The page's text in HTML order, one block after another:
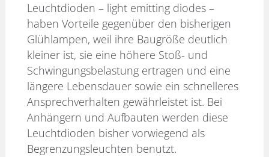
Leuchtdioden – light emitting diodes –
haben Vorteile gegenüber den bisherigen
Glühlampen, weil ihre Baugröße deutlich
kleiner ist, sie eine höhere Stoß- und
Schwingungsbelastung ertragen und eine
längere Lebensdauer sowie ein schnelleres
Ansprechverhalten gewährleistet ist. Bei
Anhängern und Aufbauten werden diese
Leuchtdioden bisher vorwiegend als
Begrenzungsleuchten benutzt.